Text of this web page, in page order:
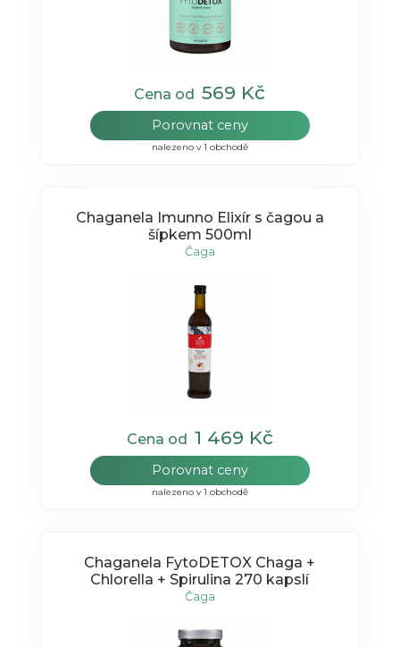
Cena od569 Kč
Porovnat ceny
nalezeno v 1 obchodě
Chaganela Imunno Elixír s čagou a
šípkem 500ml
Čaga
Cena od 1 469 Kč
Porovnat ceny
nalezeno v 1 obchodě
Chaganela FytoDETOX Chaga +
Chlorella + Spirulina 270 kapslí
Čaga